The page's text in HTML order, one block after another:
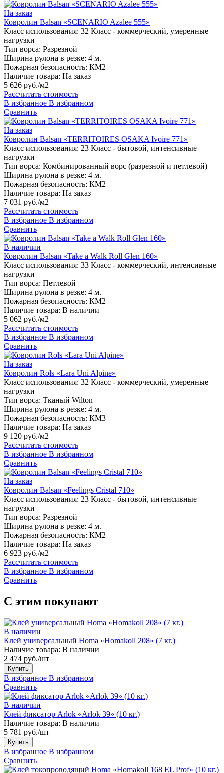
На заказ
Ковролин Balsan «SCENARIO Azalee 555»
Класс использования: 32 Класс - коммерческий, умеренные
нагрузки
Тип ворса: Разрезной
Ширина рулона в резке: 4 м.
Пожарная безопасность: КМ2
Наличие товара: На заказ
5 626 руб./м2
Рассчитать стоимость
В избранное В избранном
Сравнить
На заказ
Ковролин Balsan «TERRITOIRES OSAKA Ivoire 771»
Класс использования: 23 Класс - бытовой, интенсивные
нагрузки
Тип ворса: Комбинированный ворс (разрезной и петлевой)
Ширина рулона в резке: 4 м.
Пожарная безопасность: КМ2
Наличие товара: На заказ
7 031 руб./м2
Рассчитать стоимость
В избранное В избранном
Сравнить
В наличии
Ковролин Balsan «Take a Walk Roll Glen 160»
Класс использования: 33 Класс - коммерческий, интенсивные
нагрузки
Тип ворса: Петлевой
Ширина рулона в резке: 4 м.
Пожарная безопасность: КМ2
Наличие товара: В наличии
5 062 руб./м2
Рассчитать стоимость
В избранное В избранном
Сравнить
На заказ
Ковролин Rols «Lara Uni Alpine»
Класс использования: 32 Класс - коммерческий, умеренные
нагрузки
Тип ворса: Тканый Wilton
Ширина рулона в резке: 4 м.
Пожарная безопасность: КМ3
Наличие товара: На заказ
9 120 руб./м2
Рассчитать стоимость
В избранное В избранном
Сравнить
На заказ
Ковролин Balsan «Feelings Cristal 710»
Класс использования: 23 Класс - бытовой, интенсивные
нагрузки
Тип ворса: Разрезной
Ширина рулона в резке: 4 м.
Пожарная безопасность: КМ2
Наличие товара: На заказ
6 923 руб./м2
Рассчитать стоимость
В избранное В избранном
Сравнить
С этим покупают
В наличии
Клей универсальный Homa «Homakoll 208» (7 кг.)
Наличие товара: В наличии
2 474 руб./шт
Купить
В избранное В избранном
Сравнить
В наличии
Клей фиксатор Arlok «Arlok 39» (10 кг.)
Наличие товара: В наличии
5 781 руб./шт
Купить
В избранное В избранном
Сравнить